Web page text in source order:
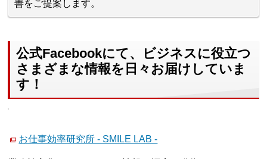
善をご提案します。
公式Facebookにて、ビジネスに役立つ
さまざまな情報を日々お届けしていま
す！
お仕事効率研究所 - SMILE LAB -